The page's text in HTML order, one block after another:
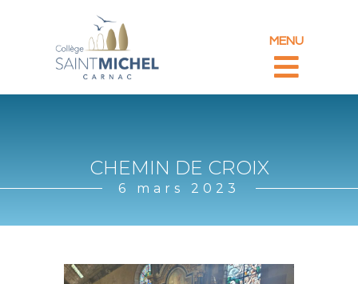
MENU
CHEMIN DE CROIX
6 mars 2023